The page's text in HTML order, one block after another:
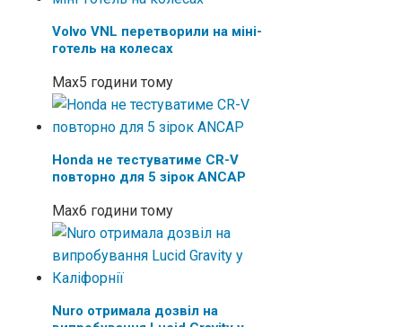
Volvo VNL перетворили на міні-
готель на колесах
Max5 години тому
Honda не тестуватиме CR-V
повторно для 5 зірок ANCAP
Max6 години тому
Nuro отримала дозвіл на